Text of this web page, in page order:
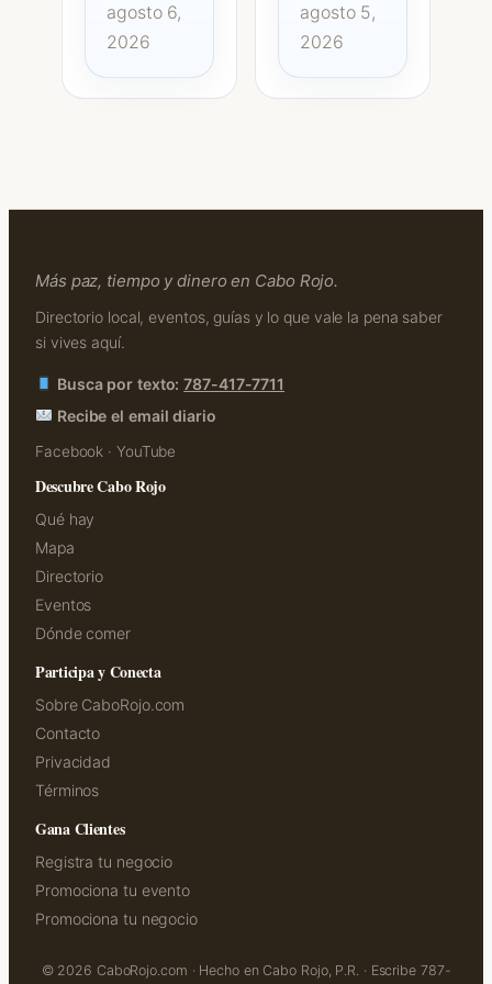
agosto 6,
2026
agosto 5,
2026
Más paz, tiempo y dinero en Cabo Rojo.
Directorio local, eventos, guías y lo que vale la pena saber
si vives aquí.
Busca por texto:787-417-7711
Recibe el email diario
Facebook · YouTube
Descubre Cabo Rojo
Qué hay
Mapa
Directorio
Eventos
Dónde comer
Participa y Conecta
Sobre CaboRojo.com
Contacto
Privacidad
Términos
Gana Clientes
Registra tu negocio
Promociona tu evento
Promociona tu negocio
© 2026 CaboRojo.com · Hecho en Cabo Rojo, P.R. · Escribe 787-